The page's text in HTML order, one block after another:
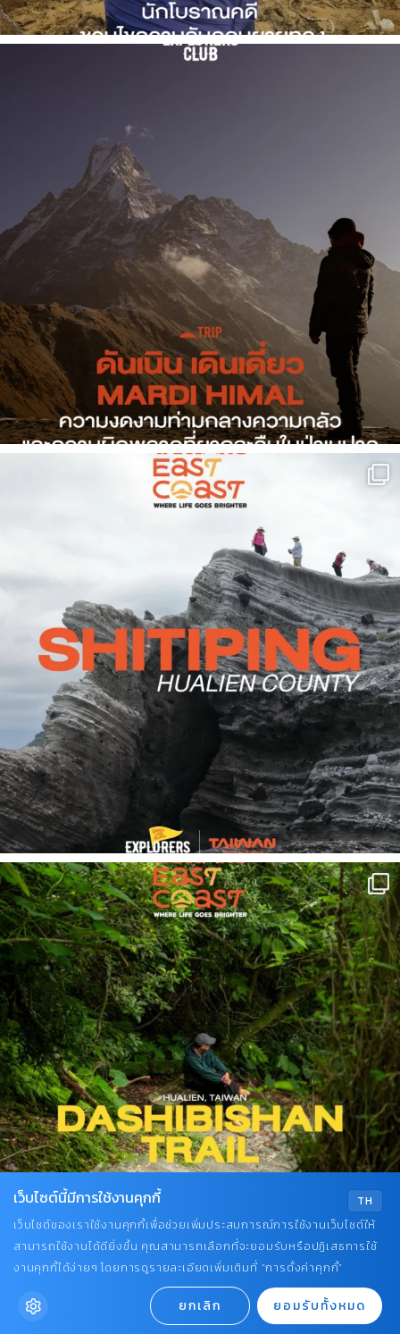
TH
เว็บไซต์นี้มีการใช้งานคุกกี้
เว็บไซต์ของเราใช้งานคุกกี้เพื่อช่วยเพิ่มประสบการณ์การใช้งานเว็บไซต์ให้
สามารถใช้งานได้ดียิ่งขึ้น คุณสามารถเลือกที่จะยอมรับหรือปฏิเสธการใช้
งานคุกกี้ได้ง่ายๆ โดยการดูรายละเอียดเพิ่มเติมที่ “การตั้งค่าคุกกี้”
ยกเลิก ยอมรับทั้งหมด